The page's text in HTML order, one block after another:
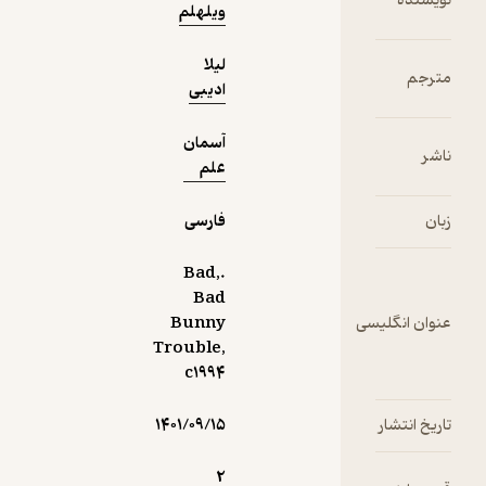
داشت
- از متن
ویلهلم
مترجم
لیلا
ادیبی
ناشر
آسمان
علم
زبان فارسی
عنوان انگلیسی
.Bad,
Bad
Bunny
Trouble,
c۱۹۹۴
تاریخ انتشار ۱۴۰۱/۰۹/۱۵